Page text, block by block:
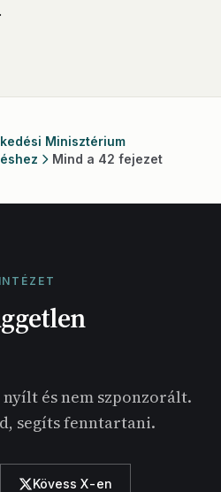
Minisztérium
Mind a 42 fejezet
és nem szponzorált.
segíts fenntartani.
Kövess X-en